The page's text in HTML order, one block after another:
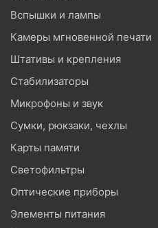
Вспышки и лампы
Камеры мгновенной печати
Штативы и крепления
Стабилизаторы
Микрофоны и звук
Сумки, рюкзаки, чехлы
Карты памяти
Светофильтры
Оптические приборы
Элементы питания